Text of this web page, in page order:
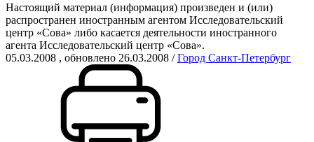
Настоящий материал (информация) произведен и (или)
распространен иностранным агентом Исследовательский
центр «Сова» либо касается деятельности иностранного
агента Исследовательский центр «Сова».
05.03.2008 , обновлено 26.03.2008 /Город Санкт-Петербург